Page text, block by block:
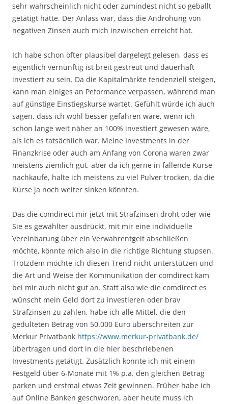
sehr wahrscheinlich nicht oder zumindest nicht so geballt
getätigt hätte. Der Anlass war, dass die Androhung von
negativen Zinsen auch mich inzwischen erreicht hat.
Ich habe schon öfter plausibel dargelegt gelesen, dass es
eigentlich vernünftig ist breit gestreut und dauerhaft
investiert zu sein. Da die Kapitalmärkte tendenziell steigen,
kann man einiges an Peformance verpassen, während man
auf günstige Einstiegskurse wartet. Gefühlt würde ich auch
sagen, dass ich wohl besser gefahren wäre, wenn ich
schon lange weit näher an 100% investiert gewesen wäre,
als ich es tatsächlich war. Meine Investments in der
Finanzkrise oder auch am Anfang von Corona waren zwar
meistens ziemlich gut, aber da ich gerne in fallende Kurse
nachkaufe, halte ich meistens zu viel Pulver trocken, da die
Kurse ja noch weiter sinken könnten.
Das die comdirect mir jetzt mit Strafzinsen droht oder wie
Sie es gewählter ausdrückt, mit mir eine individuelle
Vereinbarung über ein Verwahrentgelt abschließen
möchte, könnte mich also in die richtige Richtung stupsen.
Trotzdem möchte ich diesen Trend nicht unterstützen und
die Art und Weise der Kommunikation der comdirect kam
bei mir auch nicht gut an. Statt also wie die comdirect es
wünscht mein Geld dort zu investieren oder brav
Strafzinsen zu zahlen, habe ich alle Mittel, die den
gedulteten Betrag von 50.000 Euro überschreiten zur
Merkur Privatbank https://www.merkur-privatbank.de/
übertragen und dort in die hier beschriebenen
Investments getätigt. Zusätzlich konnte ich mit einem
Festgeld über 6-Monate mit 1% p.a. den gleichen Betrag
parken und erstmal etwas Zeit gewinnen. Früher habe ich
auf Online Banken geschworen, aber heute muss ich